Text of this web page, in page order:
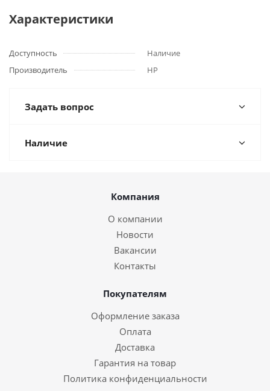
Характеристики
Доступность
Наличие
Производитель
HP
Задать вопрос
Наличие
Компания
О компании
Новости
Вакансии
Контакты
Покупателям
Оформление заказа
Оплата
Доставка
Гарантия на товар
Политика конфиденциальности